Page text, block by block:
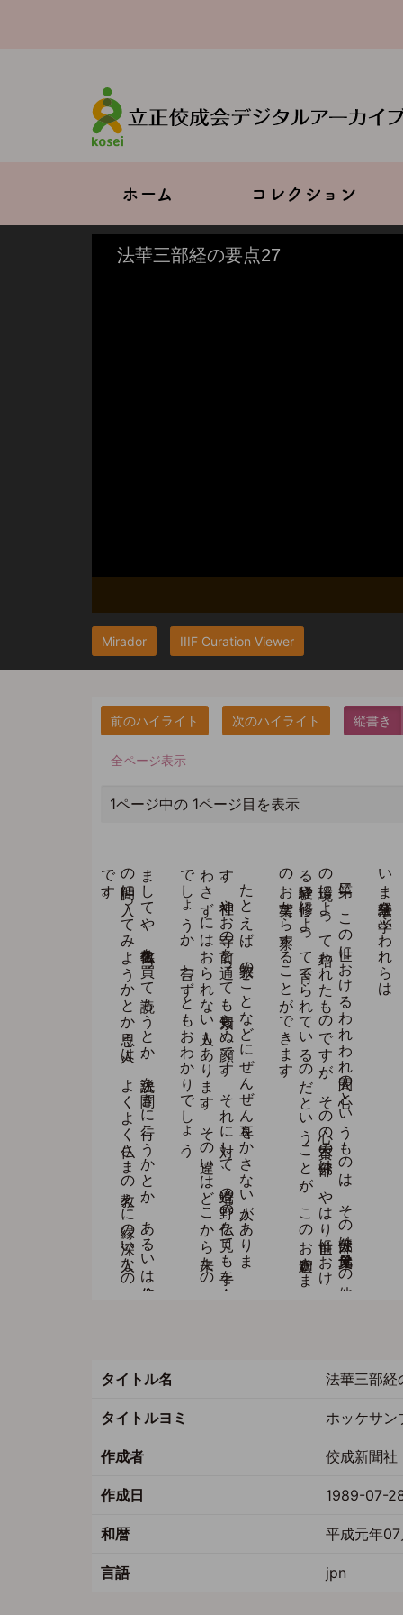
Main
navigation
ホーム コレクション
Mirador IIIF Curation Viewer
縦書き
全ページ表示
1ページ中の 1ページ目を表示
いま法華経を学ぶわれらは
第二に
、
こ
の
世に
お
け
る
わ
れ
わ
れ
人間の
心と
い
う
も
の
は
、
そ
の
大部分は
父母・兄弟そ
の
他
の
環境に
よ
っ
て
培わ
れ
た
も
の
で
す
が
、
そ
の
心の
本質の
部分は
、
や
は
り
前世に
お
け
る
経験や
修行に
よ
っ
て
育て
ら
れ
て
い
る
の
だ
と
い
う
こ
と
が
、
こ
の
お
釈迦さ
ま
の
お
言葉か
ら
察す
る
こ
と
が
で
き
ま
す
。
た
と
え
ば
、
宗教の
こ
と
な
ど
に
ぜ
ん
ぜ
ん
耳を
か
さ
な
い
人が
あ
り
ま
す
。
神社や
お
寺の
前を
通っ
て
も
素知ら
ぬ
顔で
す
。
そ
れ
に
対し
て
、
道端の
野の
仏を
見て
も
手を
合
わ
さ
ず
に
は
お
ら
れ
な
い
人も
あ
り
ま
す
。
そ
の
違い
は
ど
こ
か
ら
来た
の
で
し
ょ
う
か
。
言わ
ず
と
も
お
わ
か
り
で
し
ょ
う
。
ま
し
て
や
、
仏教書を
買っ
て
読も
う
と
か
、
説法を
聞き
に
行こ
う
か
と
か
、
あ
る
い
は
信仰者
の
仲間に
入っ
て
み
よ
う
か
と
か
思う
人は
、
よ
く
よ
く
仏さ
ま
の
教え
に
縁の
深い
人な
の
で
す
。
タイトル名 法華三部経
タイトルヨミ ホッケサ
作成者 佼成新聞社
作成日 1989-07-
和暦 平成元年
言語 jpn